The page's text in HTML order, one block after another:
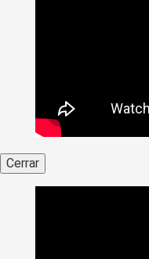
Cerrar